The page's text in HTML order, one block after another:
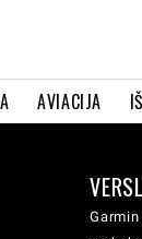
AVIACIJA